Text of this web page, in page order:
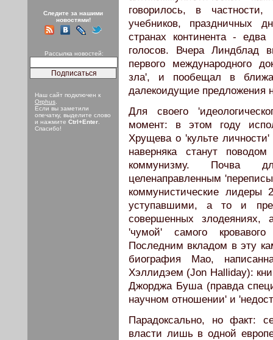
Следите за нашими
новостями!
Рассылка новостей:
Наш сайт подключен к
Orphus
Если вы заметили
опечатку, выделите слово
и нажмите Ctrl+Enter
Спасибо!
говорилось, в
учебников, праздничных
странах континента -
голосов. Вчера Линдблад
первого международного
зла', и пообещал в
далекоидущие предложения
Для своего
момент: в этом году
Хрущева о 'культе
наверняка станут
коммунизму. Почва
целенаправленным
коммунистические лидеры
уступавшими, а то и
совершенных
'чумой' самого
Последним вкладом в эту
биография Мао,
Хэллидэем (Jon Halliday):
Джорджа Буша (правда
научном отношении' и
Парадоксально, но факт:
власти лишь в одной